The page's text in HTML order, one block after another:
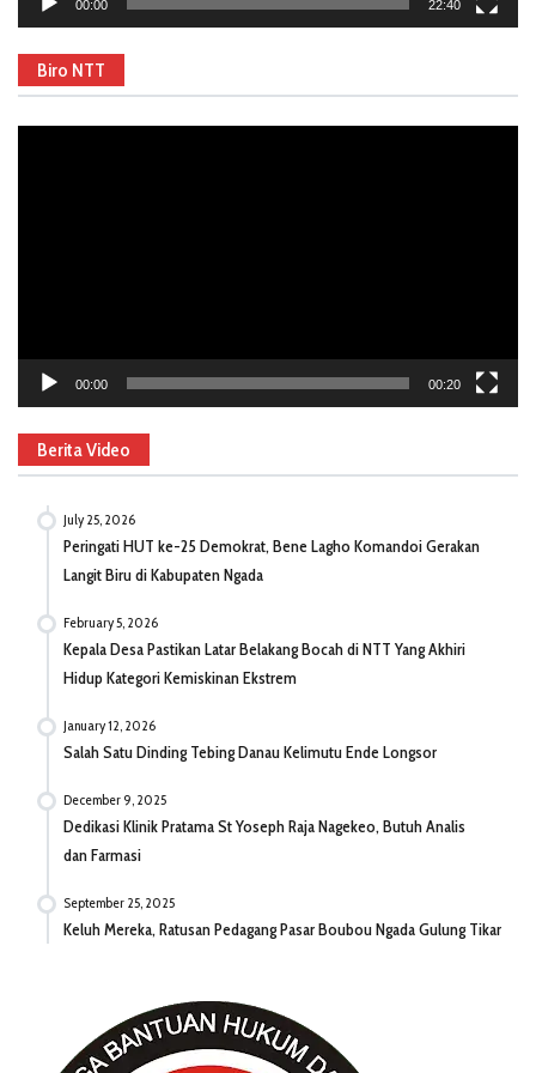
00:00 22:40
Biro NTT
00:00 00:20
Berita Video
July 25, 2026
Peringati HUT ke-25 Demokrat, Bene Lagho Komandoi Gerakan
Langit Biru di Kabupaten Ngada
February 5, 2026
Kepala Desa Pastikan Latar Belakang Bocah di NTT Yang Akhiri
Hidup Kategori Kemiskinan Ekstrem
January 12, 2026
Salah Satu Dinding Tebing Danau Kelimutu Ende Longsor
December 9, 2025
Dedikasi Klinik Pratama St Yoseph Raja Nagekeo, Butuh Analis
dan Farmasi
September 25, 2025
Keluh Mereka, Ratusan Pedagang Pasar Boubou Ngada Gulung Tikar